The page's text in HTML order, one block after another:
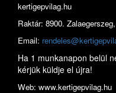
kertigepvilag.hu
Raktár: 8900.
Email:
Ha 1 munkanapon belül
kérjük küldje el újra!
Web: www.kertigepvilag.hu